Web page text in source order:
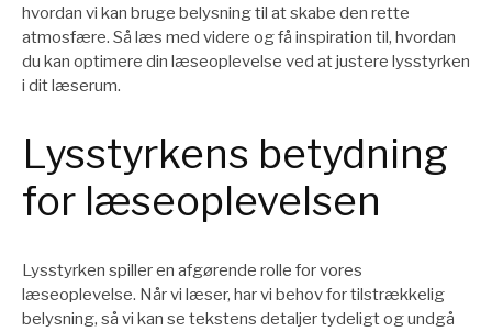
hvordan vi kan bruge belysning til at skabe den rette
atmosfære. Så læs med videre og få inspiration til, hvordan
du kan optimere din læseoplevelse ved at justere lysstyrken
i dit læserum.
Lysstyrkens betydning
for læseoplevelsen
Lysstyrken spiller en afgørende rolle for vores
læseoplevelse. Når vi læser, har vi behov for tilstrækkelig
belysning, så vi kan se tekstens detaljer tydeligt og undgå